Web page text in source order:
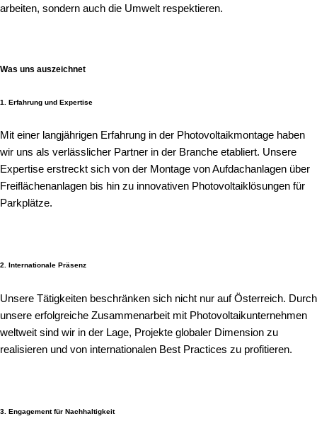
arbeiten, sondern auch die Umwelt respektieren.
Was uns auszeichnet
1. Erfahrung und Expertise
Mit einer langjährigen Erfahrung in der Photovoltaikmontage haben
wir uns als verlässlicher Partner in der Branche etabliert. Unsere
Expertise erstreckt sich von der Montage von Aufdachanlagen über
Freiflächenanlagen bis hin zu innovativen Photovoltaiklösungen für
Parkplätze.
2. Internationale Präsenz
Unsere Tätigkeiten beschränken sich nicht nur auf Österreich. Durch
unsere erfolgreiche Zusammenarbeit mit Photovoltaikunternehmen
weltweit sind wir in der Lage, Projekte globaler Dimension zu
realisieren und von internationalen Best Practices zu profitieren.
3. Engagement für Nachhaltigkeit